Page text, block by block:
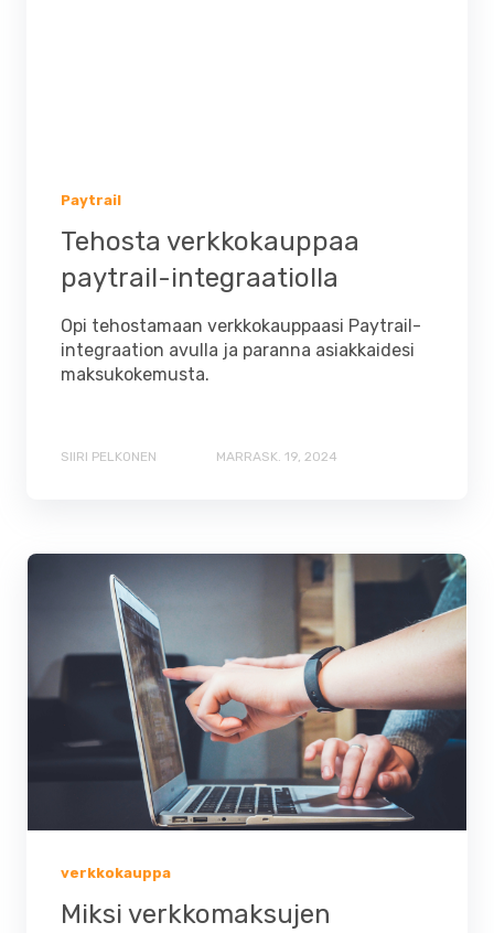
Paytrail
Tehosta verkkokauppaa
paytrail-integraatiolla
Opi tehostamaan verkkokauppaasi Paytrail-
integraation avulla ja paranna asiakkaidesi
maksukokemusta.
SIIRI PELKONEN MARRASK. 19, 2024
verkkokauppa
Miksi verkkomaksujen